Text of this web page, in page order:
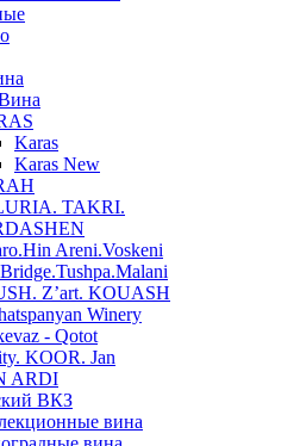
Karas
Karas New
TAKRI.
Areni.Voskeni
Z’art. KOUASH
Winery
- Qotot
KOOR. Jan
ARDI
ВКЗ
вина